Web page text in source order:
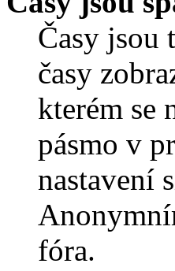
Časy jsou
časy
kterém se
pásmo v
nastavení
fóra.